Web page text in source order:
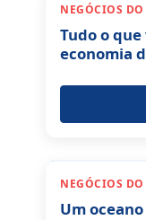
NEGÓCIOS
Tudo o
economia
NEGÓCIOS
Um